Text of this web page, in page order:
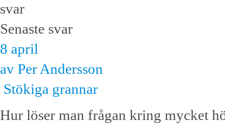
svar
Senaste svar
8 april
av Per Andersson
Stökiga grannar
Hur löser man frågan kring mycket